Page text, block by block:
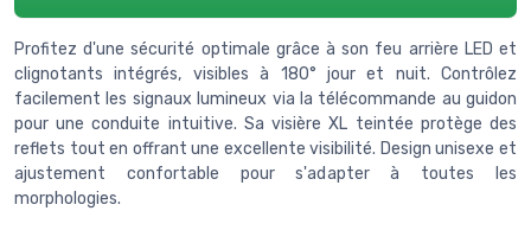
Profitez d'une sécurité optimale grâce à son feu arrière LED et
clignotants intégrés, visibles à 180° jour et nuit. Contrôlez
facilement les signaux lumineux via la télécommande au guidon
pour une conduite intuitive. Sa visière XL teintée protège des
reflets tout en offrant une excellente visibilité. Design unisexe et
ajustement confortable pour s'adapter à toutes les
morphologies.